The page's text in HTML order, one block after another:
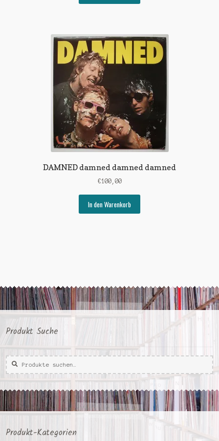
DAMNED damned damned damned
€100,00
In den Warenkorb
Produkt Suche
Suche
nach:
Suche
Produkt-Kategorien